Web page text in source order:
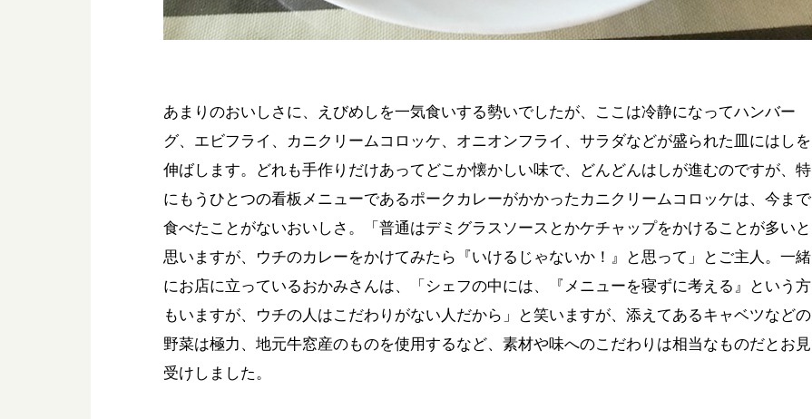
あまりのおいしさに、えびめしを一気食いする勢いでしたが、ここは冷静になってハンバー
グ、エビフライ、カニクリームコロッケ、オニオンフライ、サラダなどが盛られた皿にはしを
伸ばします。どれも手作りだけあってどこか懐かしい味で、どんどんはしが進むのですが、特
にもうひとつの看板メニューであるポークカレーがかかったカニクリームコロッケは、今まで
食べたことがないおいしさ。「普通はデミグラスソースとかケチャップをかけることが多いと
思いますが、ウチのカレーをかけてみたら『いけるじゃないか！』と思って」とご主人。一緒
にお店に立っているおかみさんは、「シェフの中には、『メニューを寝ずに考える』という方
もいますが、ウチの人はこだわりがない人だから」と笑いますが、添えてあるキャベツなどの
野菜は極力、地元牛窓産のものを使用するなど、素材や味へのこだわりは相当なものだとお見
受けしました。